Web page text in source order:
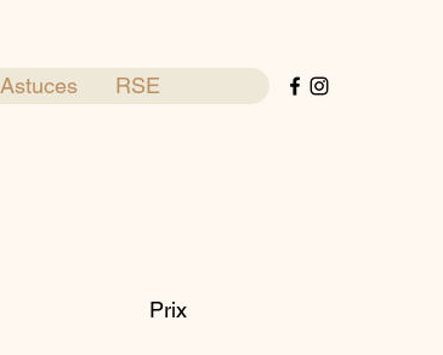
Astuces RSE
Prix